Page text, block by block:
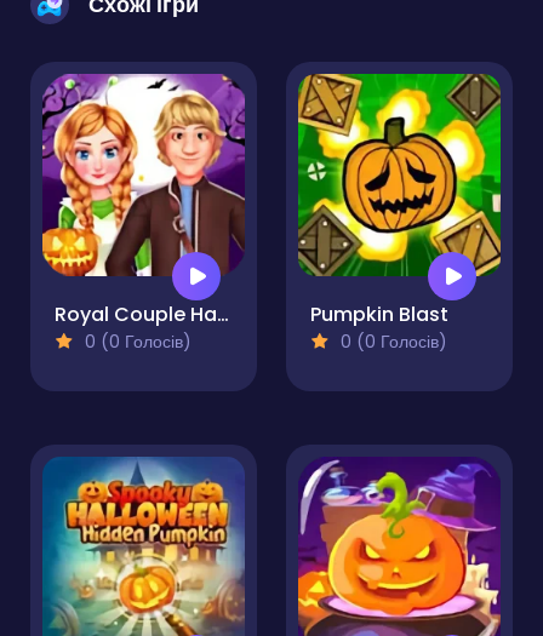
Royal Couple Halloween Party
0 (0 Голосів)
Pumpkin Blast
0 (0 Голосів)